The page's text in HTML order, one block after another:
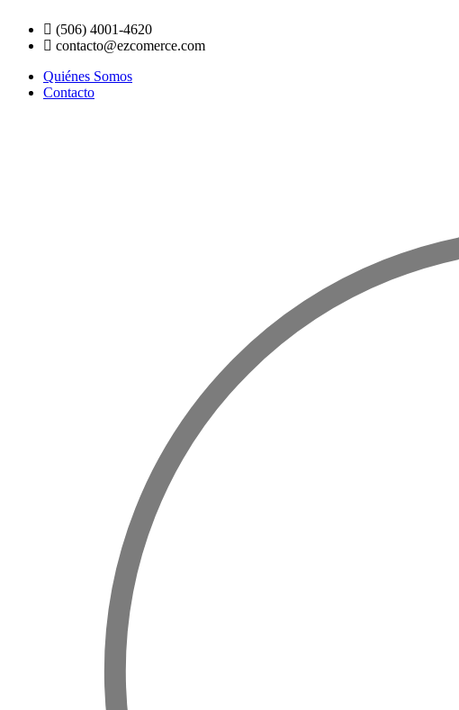
contenido
(506) 4001-4620
contacto@ezcomerce.com
Quiénes Somos
Contacto